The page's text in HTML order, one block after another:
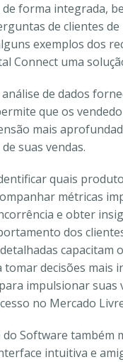
forma integrada,
de clientes de
exemplos dos
Connect uma
de dados
que os
mais
suas vendas.
quais
métricas
e obter
dos
capacitam
tomar decisões mais
impulsionar suas
no Mercado
do Software também
intuitiva e